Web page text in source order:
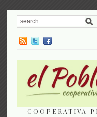
COOPERATIVA